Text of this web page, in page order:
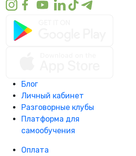
Блог
Личный кабинет
Разговорные клубы
Платформа для
самообучения
Оплата